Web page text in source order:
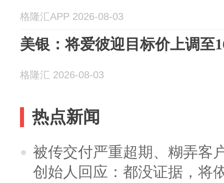
格隆汇APP 2026-08-03
美银：将爱彼迎目标价上调至
格隆汇 2026-08-03
热点新闻
被传交付严重超期、糊弄客
创始人回应：都没证据，将